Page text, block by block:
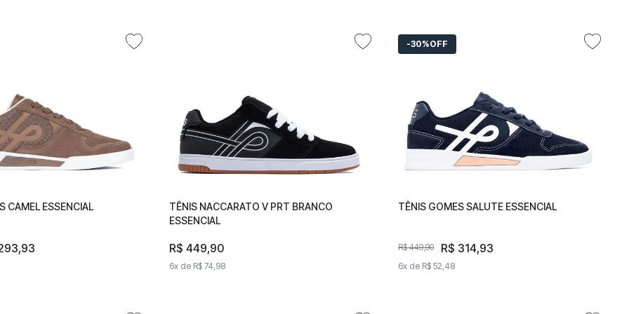
CAMEL ESSENCIAL
,93
CAMEL ESSENCIAL
R$ 293
TÊNIS NACCARATO V PRT BRANCO
ESSENCIAL
R$ 449,90
6x de R$ 74 98
TÊNIS NACCARATO V PRT BRANCO
ESSENCIAL
R$ 449,90
6x deR$ 74
30%OFF
TÊNIS GOMES SALUTE ESSENCIAL
R$ 449,90 R$ 314,93
6x de R$ 52 48
TÊNIS GOMES SALUTE ESSENCIAL
R$ 449,90 R$ 314
6x de R$ 52